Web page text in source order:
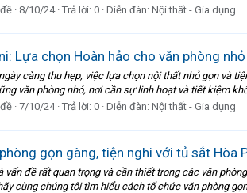
8/10/24 Trả lời: 0 Diễn đàn: Nội thất - Gia dụng
Lựa chọn Hoàn hảo cho văn phòng nhỏ
càng thu hẹp, việc lựa chọn nội thất nhỏ gọn và
văn phòng nhỏ, nơi cần sự linh hoạt và tiết kiệm
7/10/24 Trả lời: 0 Diễn đàn: Nội thất - Gia dụng
gọn gàng, tiện nghi với tủ sắt Hòa
vấn đề rất quan trọng và cần thiết trong các văn
cùng chúng tôi tìm hiểu cách tổ chức văn phòng